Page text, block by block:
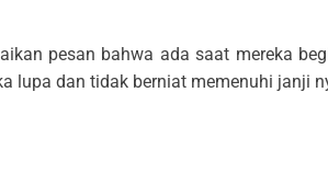
pesan bahwa ada saat mereka
lupa dan tidak berniat memenuhi janji